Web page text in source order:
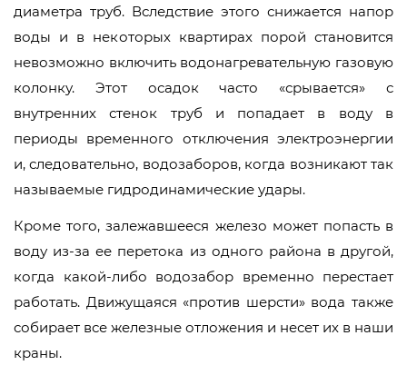
диаметра труб. Вследствие этого снижается напор
воды и в некоторых квартирах порой становится
невозможно включить водонагревательную газовую
колонку. Этот осадок часто «срывается» с
внутренних стенок труб и попадает в воду в
периоды временного отключения электроэнергии
и, следовательно, водозаборов, когда возникают так
называемые гидродинамические удары.
Кроме того, залежавшееся железо может попасть в
воду из-за ее перетока из одного района в другой,
когда какой-либо водозабор временно перестает
работать. Движущаяся «против шерсти» вода также
собирает все железные отложения и несет их в наши
краны.